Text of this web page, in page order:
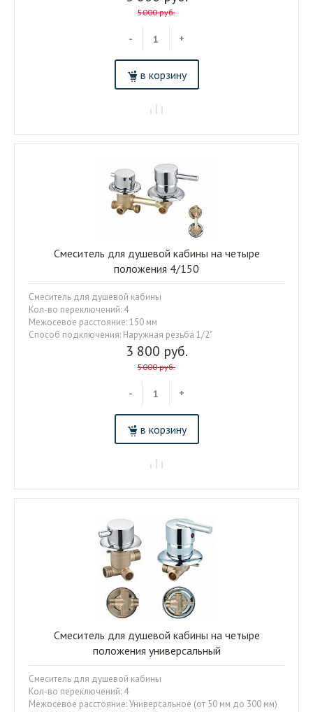
5000 руб.
- +
в корзину
3 800 руб.
5000 руб.
- +
в корзину
Смеситель для душевой кабины на четыре
положения 4/150
Смеситель для душевой кабины
Кол-во переключений: 4
Межосевое расстояние: 150 мм
Способ подключения: Наружная резьба 1/2"
Смеситель для душевой кабины на четыре
положения универсальный
Смеситель для душевой кабины
Кол-во переключений: 4
Межосевое расстояние: Универсальное (от 50 мм до 300 мм)